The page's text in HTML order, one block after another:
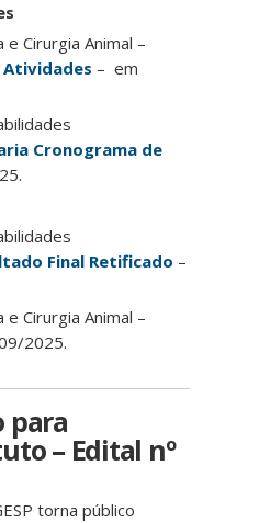
e Cirurgia Animal –
– em
Cronograma de
Final Retificado –
e Cirurgia Animal –
2025.
para
– Edital nº
torna público